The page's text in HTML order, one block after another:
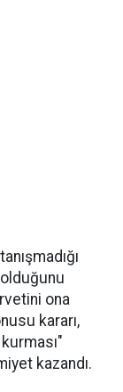
ona
kararı,
kazandı.